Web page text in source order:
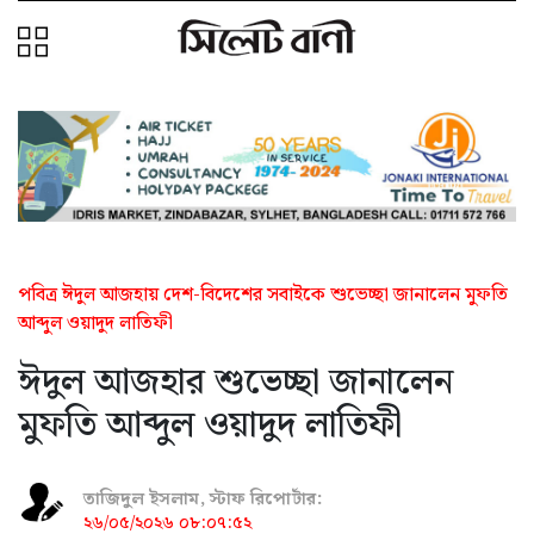
পবিত্র ঈদুল আজহায় দেশ-বিদেশের সবাইকে শুভেচ্ছা জানালেন মুফতি
আব্দুল ওয়াদুদ লাতিফী
ঈদুল আজহার শুভেচ্ছা জানালেন
মুফতি আব্দুল ওয়াদুদ লাতিফী
তাজিদুল ইসলাম, স্টাফ রিপোর্টার:
২৬/০৫/২০২৬ ০৮:০৭:৫২